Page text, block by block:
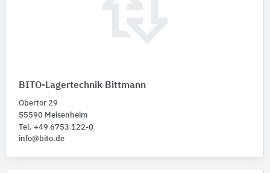
BITO-Lagertechnik Bittmann
Obertor 29
55590 Meisenheim
Tel. +49 6753 122-0
info@bito.de